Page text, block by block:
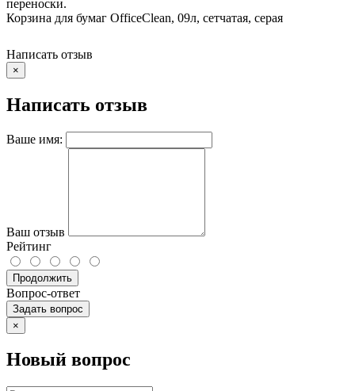
переноски.
Корзина для бумаг OfficeClean, 09л, сетчатая, серая
Написать отзыв
×
Написать отзыв
Ваше имя:
Ваш отзыв
Рейтинг
Продолжить
Вопрос-ответ
Задать вопрос
×
Новый вопрос